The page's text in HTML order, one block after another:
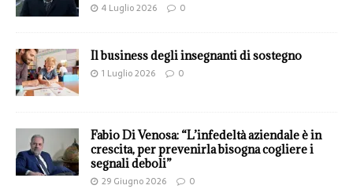
4 Luglio 2026 0
Il business degli insegnanti di sostegno
1 Luglio 2026 0
Fabio Di Venosa: “L’infedeltà aziendale è in
crescita, per prevenirla bisogna cogliere i
segnali deboli”
29 Giugno 2026 0